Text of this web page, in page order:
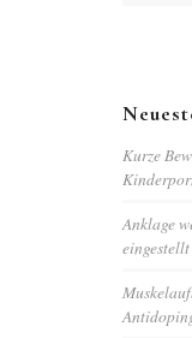
Kurze
Anklage
eingestellt